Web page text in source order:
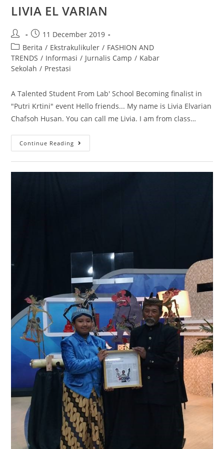
LIVIA EL VARIAN
11 December 2019
Berita / Ekstrakulikuler / FASHION AND
TRENDS / Informasi / Jurnalis Camp / Kabar
Sekolah / Prestasi
A Talented Student From Lab' School Becoming finalist in
"Putri Krtini" event Hello friends... My name is Livia Elvarian
Chafsoh Husan. You can call me Livia. I am from class…
Continue Reading